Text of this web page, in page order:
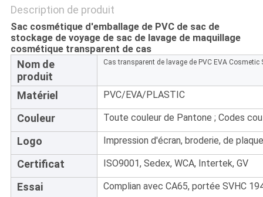
Description de produit
Sac cosmétique d'emballage de PVC de sac de
stockage de voyage de sac de lavage de maquillage
cosmétique transparent de cas
Nom de
produit
Cas transparent de lavage de PVC EVA Cosmetic
Matériel PVC/EVA/PLASTIC
Couleur Toute couleur de Pantone ; Codes
Logo Impression d'écran, broderie, de
Certificat ISO9001, Sedex, WCA, Intertek, GV
Essai Complian avec CA65, portée SVHC